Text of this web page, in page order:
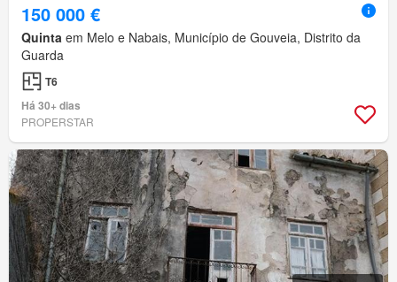
150 000 €
Quinta em Melo e Nabais, Município de Gouveia, Distrito da
Guarda
T6
Há 30+ dias
PROPERSTAR